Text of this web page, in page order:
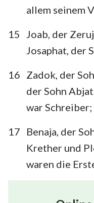
allem seinem
15
Joab, der
Josaphat, der
16
Zadok, der
der Sohn
war Schreiber;
17
Benaja, der
Krether und
waren die